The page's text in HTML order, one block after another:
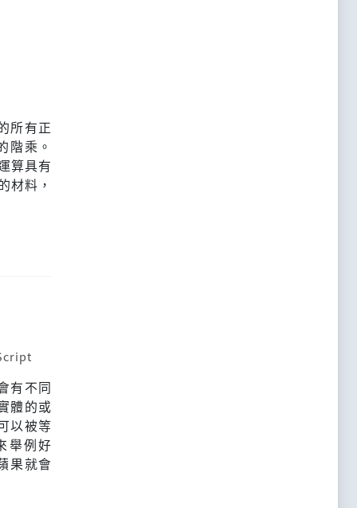
所有正
階乘。
算具有
材料，
有不同
體的或
以被等
舉例好
果就會